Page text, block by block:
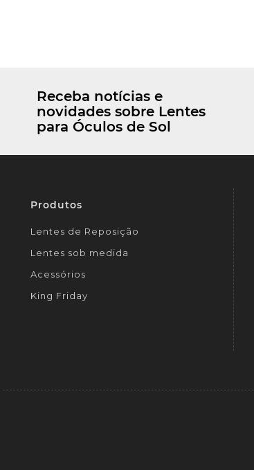
Receba notícias e
novidades sobre Lentes
para Óculos de Sol
Produtos
Lentes de Reposição
Lentes sob medida
Acessórios
King Friday